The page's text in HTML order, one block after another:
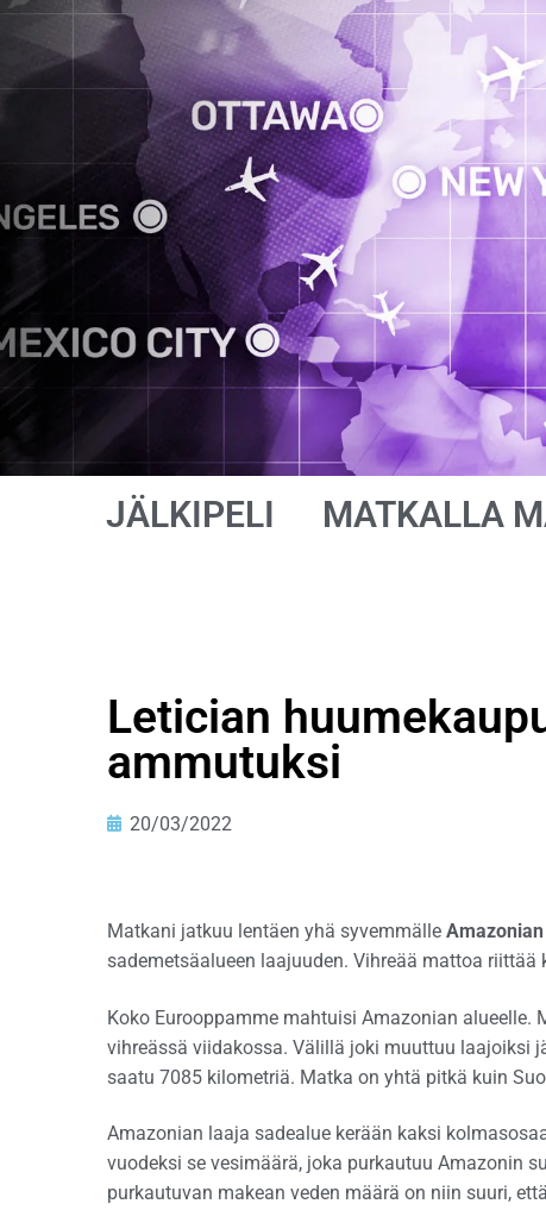
JÄLKIPELI MATKALLA
Letician
ammutuksi
20/03/2022
Matkani jatkuu lentäen yhä syvemmälle Amazonian
sademetsäalueen laajuuden. Vihreää mattoa
Koko Eurooppamme mahtuisi Amazonian alueelle.
vihreässä viidakossa. Välillä joki muuttuu laajoiksi
saatu 7085 kilometriä. Matka on yhtä pitkä kuin
Amazonian laaja sadealue kerään kaksi
vuodeksi se vesimäärä, joka purkautuu Amazonin
purkautuvan makean veden määrä on niin suuri,